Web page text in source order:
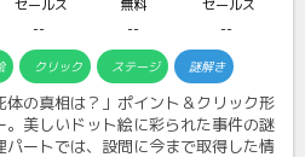
セールス
--
無料
--
セールス
--
クリック ステージ 謎解き
体の真相は？」ポイント＆クリック形
美しいドット絵に彩られた事件の謎
ートでは、設問に今まで取得した情